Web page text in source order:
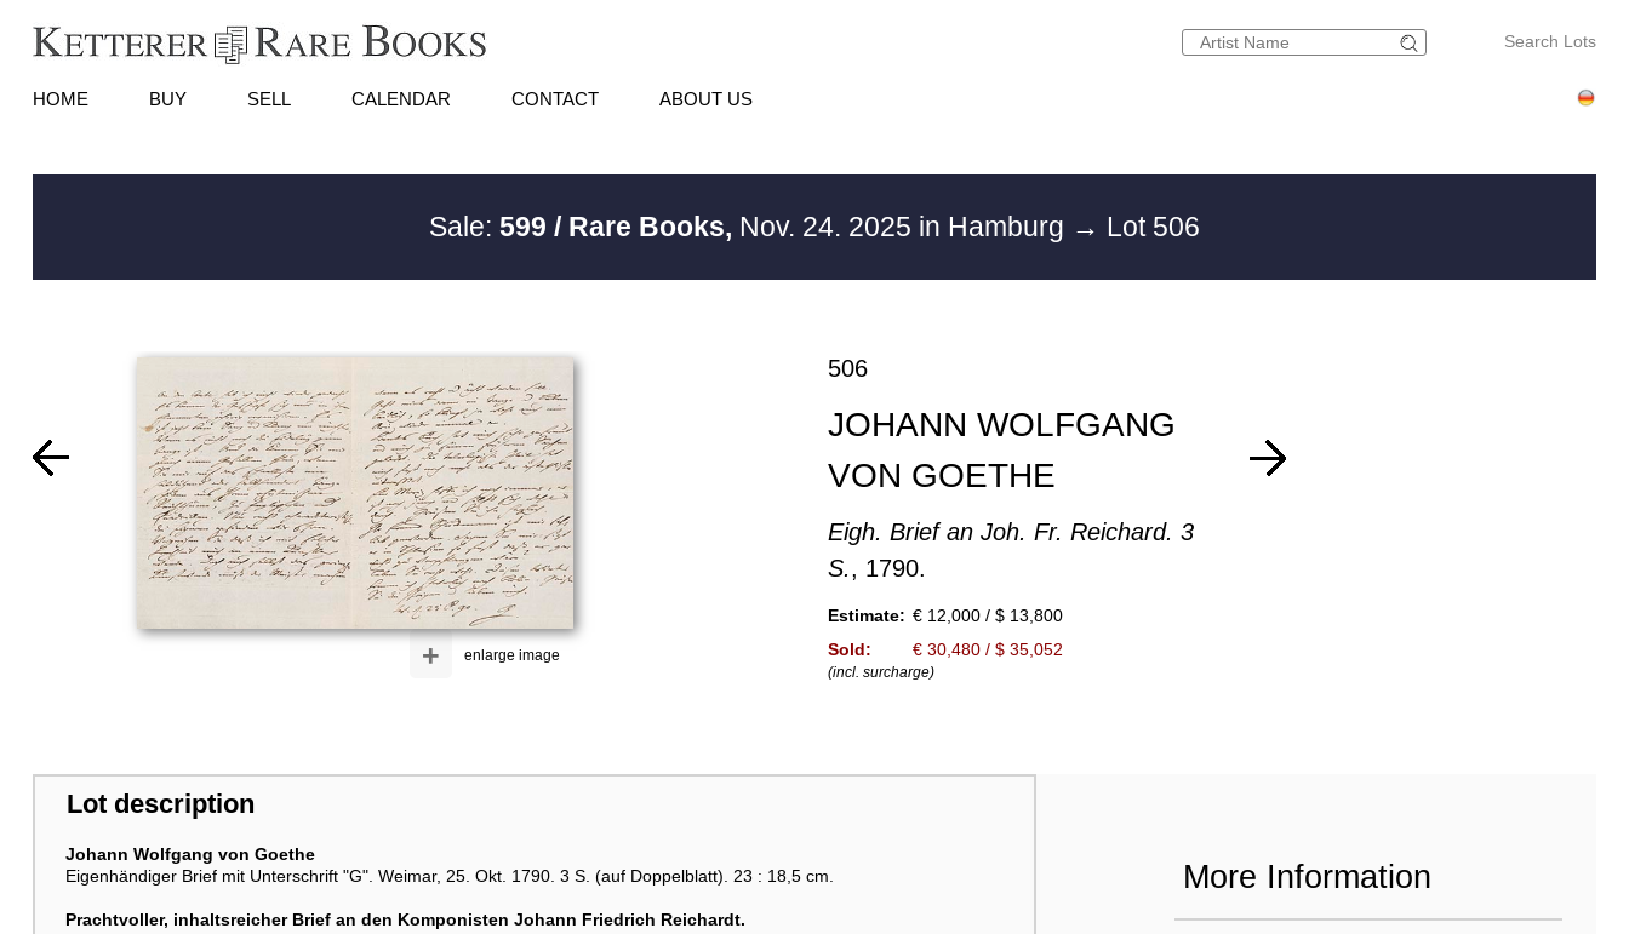
Search Lots
HOME BUY SELL CALENDAR CONTACT ABOUT US
Sale: 599 / Rare Books, Nov. 24. 2025 in Hamburg → Lot 506
enlarge image
+
506
JOHANN WOLFGANG
VON GOETHE
Eigh. Brief an Joh. Fr. Reichard. 3
S., 1790.
Estimate: € 12,000 / $ 13,800
Sold:
€ 30,480 / $ 35,052
(incl. surcharge)
Lot description
Johann Wolfgang von Goethe
Eigenhändiger Brief mit Unterschrift "G". Weimar, 25. Okt. 1790. 3 S. (auf Doppelblatt). 23 : 18,5 cm.
Prachtvoller, inhaltsreicher Brief an den Komponisten Johann Friedrich Reichardt.
More Information